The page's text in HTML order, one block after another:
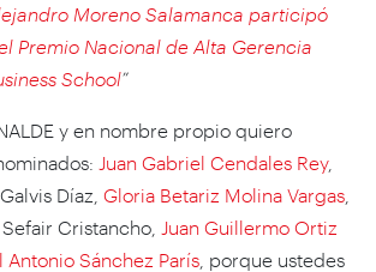
Moreno Salamanca participó
Premio Nacional de Alta Gerencia
School”
y en nombre propio quiero
Juan Gabriel Cendales Rey,
Díaz, Gloria Betariz Molina Vargas
Cristancho, Juan Guillermo Ortiz
Antonio Sánchez París , porque ustedes